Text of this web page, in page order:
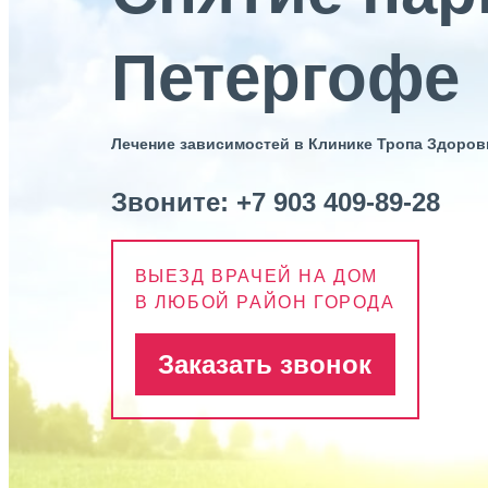
Петергофе
Лечение зависимостей в Клинике Тропа
Звоните: +7 903 409-89-28
ВЫЕЗД ВРАЧЕЙ НА ДОМ
В ЛЮБОЙ РАЙОН ГОРОДА
Заказать звонок